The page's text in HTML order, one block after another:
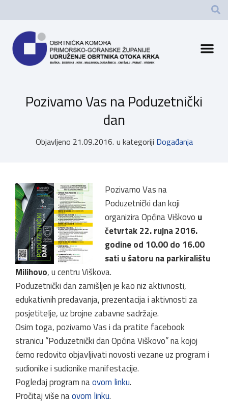
Pozivamo Vas na Poduzetnički
dan
Objavljeno 21.09.2016. u kategoriji Događanja
Pozivamo Vas na
Poduzetnički dan koji
organizira Općina Viškovo u
četvrtak 22. rujna 2016.
godine od 10.00 do 16.00
sati u šatoru na parkiralištu
Milihovo, u centru Viškova.
Poduzetnički dan zamišljen je kao niz aktivnosti,
edukativnih predavanja, prezentacija i aktivnosti za
posjetitelje, uz brojne zabavne sadržaje.
Osim toga, pozivamo Vas i da pratite facebook
stranicu “Poduzetnički dan Općina Viškovo” na kojoj
ćemo redovito objavljivati novosti vezane uz program i
sudionike i sudionike manifestacije.
Pogledaj program naovom linku.
Pročitaj više naovom linku.